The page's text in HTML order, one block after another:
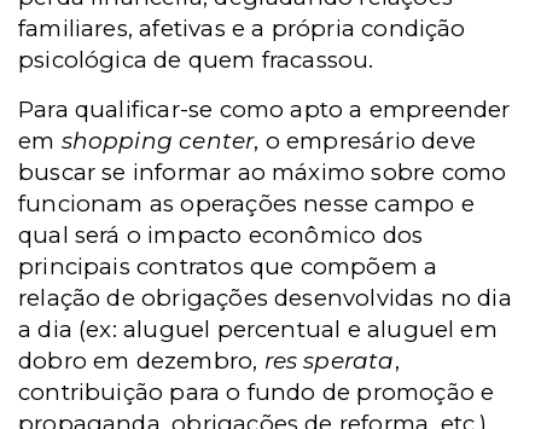
familiares, afetivas e a própria condição
psicológica de quem fracassou.
Para qualificar-se como apto a empreender
em shopping center, o empresário deve
buscar se informar ao máximo sobre como
funcionam as operações nesse campo e
qual será o impacto econômico dos
principais contratos que compõem a
relação de obrigações desenvolvidas no dia
a dia (ex: aluguel percentual e aluguel em
dobro em dezembro, res sperata,
contribuição para o fundo de promoção e